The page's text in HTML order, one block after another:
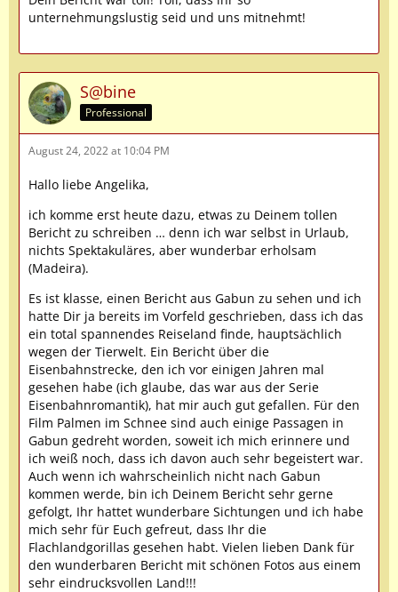
unternehmungslustig seid und uns mitnehmt!
S@bine
Professional
August 24, 2022 at 10:04 PM
Hallo liebe Angelika,
ich komme erst heute dazu, etwas zu Deinem tollen
Bericht zu schreiben … denn ich war selbst in Urlaub,
nichts Spektakuläres, aber wunderbar erholsam
(Madeira).
Es ist klasse, einen Bericht aus Gabun zu sehen und ich
hatte Dir ja bereits im Vorfeld geschrieben, dass ich das
ein total spannendes Reiseland finde, hauptsächlich
wegen der Tierwelt. Ein Bericht über die
Eisenbahnstrecke, den ich vor einigen Jahren mal
gesehen habe (ich glaube, das war aus der Serie
Eisenbahnromantik), hat mir auch gut gefallen. Für den
Film Palmen im Schnee sind auch einige Passagen in
Gabun gedreht worden, soweit ich mich erinnere und
ich weiß noch, dass ich davon auch sehr begeistert war.
Auch wenn ich wahrscheinlich nicht nach Gabun
kommen werde, bin ich Deinem Bericht sehr gerne
gefolgt, Ihr hattet wunderbare Sichtungen und ich habe
mich sehr für Euch gefreut, dass Ihr die
Flachlandgorillas gesehen habt. Vielen lieben Dank für
den wunderbaren Bericht mit schönen Fotos aus einem
sehr eindrucksvollen Land!!!